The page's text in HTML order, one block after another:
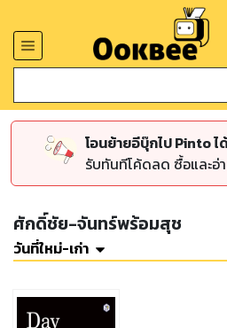
โอนย้ายอีบุ๊กไป Pinto
รับทันทีโค้ดลด ซื้อและอ่
ศักดิ์ชัย-จันทร์พร้อมสุช
วันที่ใหม่-เก่า